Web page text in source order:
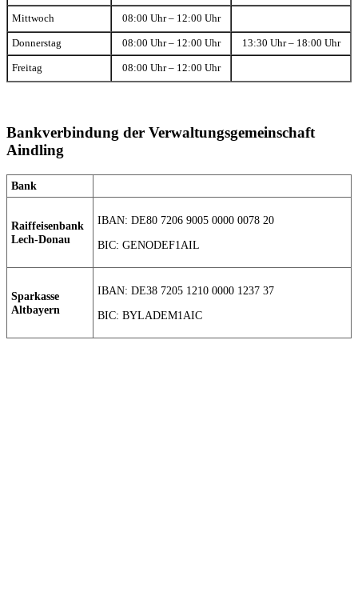
Mittwoch 08:00 Uhr – 12:00 Uhr
Donnerstag 08:00 Uhr – 12:00 Uhr 13:30 Uhr – 18:00 Uhr
Freitag 08:00 Uhr – 12:00 Uhr
Bankverbindung der Verwaltungsgemeinschaft
Aindling
Bank
Raiffeisenbank
Lech-Donau
IBAN: DE80 7206 9005 0000 0078 20
BIC: GENODEF1AIL
Sparkasse
Altbayern
IBAN: DE38 7205 1210 0000 1237 37
BIC: BYLADEM1AIC